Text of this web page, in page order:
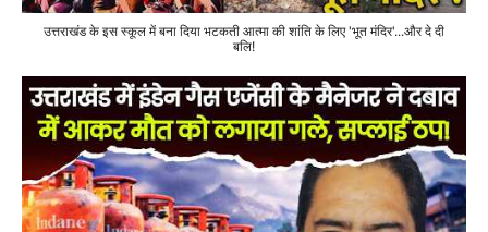
उत्तराखंड के इस स्कूल में बना दिया भटकती आत्मा की शांति के लिए 'भूत मंदिर'...और दे दी
बलि!